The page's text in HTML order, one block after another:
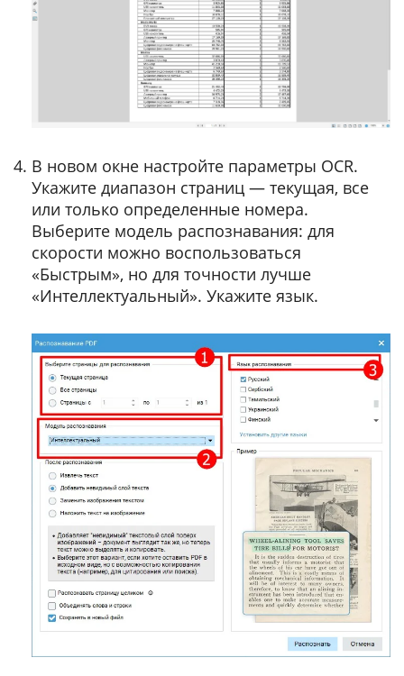
В новом окне настройте параметры OCR.
Укажите диапазон страниц — текущая, все
или только определенные номера.
Выберите модель распознавания: для
скорости можно воспользоваться
«Быстрым», но для точности лучше
«Интеллектуальный». Укажите язык.